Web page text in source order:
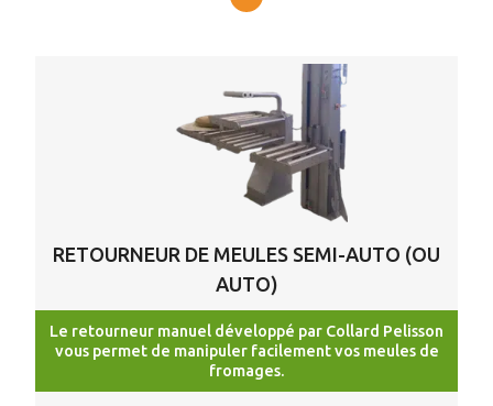
RETOURNEUR DE MEULES SEMI-AUTO (OU
AUTO)
Le retourneur manuel développé par Collard Pelisson
vous permet de manipuler facilement vos meules de
fromages.